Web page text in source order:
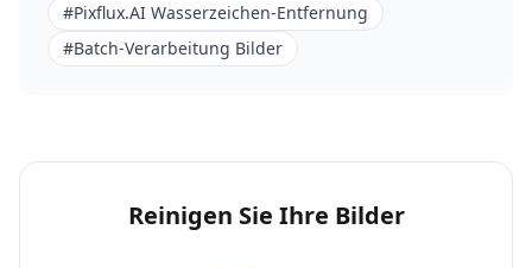
#Pixflux.AI Wasserzeichen-Entfernung
#Batch-Verarbeitung Bilder
Reinigen Sie Ihre Bilder